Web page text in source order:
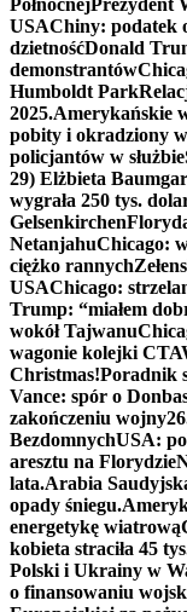
PółnocnejPrezydent
USAChiny: podatek
dzietnośćDonald
demonstrantów
Humboldt Park
2025.Amerykańskie
pobity i okradziony
policjantów w służbie
29) Elżbieta
wygrała 250 tys.
Gelsenkirchen
NetanjahuChicago:
ciężko rannych
USAChicago:
Trump: “miałem
wokół Tajwanu
wagonie kolejki CTA
Christmas!Poradnik
Vance: spór o
zakończeniu wojny
BezdomnychUSA:
aresztu na Florydzie
lata.Arabia
opady śniegu.
energetykę wiatrową
kobieta straciła 45
Polski i Ukrainy w
o finansowaniu